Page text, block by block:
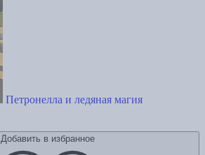
Петронелла и ледяная магия
Добавить в избранное